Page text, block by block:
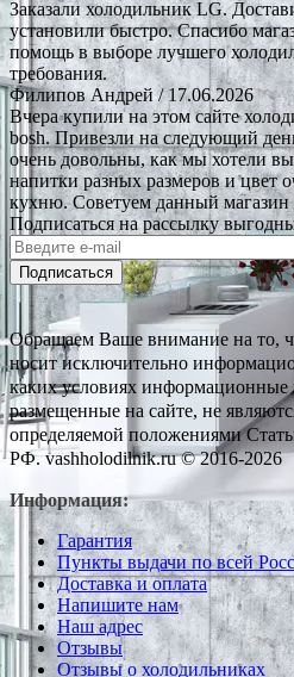
Заказали холодильник LG.
установили быстро. Спасибо
помощь в выборе лучшего
требования.
Филипов Андрей/ 17.06.2026
Вчера купили на этом сайте
bosh. Привезли на следующий
очень довольны, как мы хотели
напитки разных размеров и цвет
кухню. Советуем данный магазин
Подписаться на рассылку
Подписаться
Обращаем Ваше внимание на то,
носит исключительно
каких условиях
размещенные на сайте, не
определяемой положениями
РФ. vashholodilnik.ru © 2016-2026
Информация:
Гарантия
Пункты выдачи по всей
Доставка и оплата
Напишите нам
Наш адрес
Отзывы
Отзывы о холодильниках